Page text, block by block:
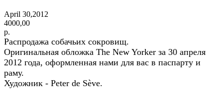
April 30,2012
4000,00
р.
Распродажа собачьих сокровищ.
Оригинальная обложка The New Yorker за 30 апреля
2012 года, оформленная нами для вас в паспарту и
раму.
Художник - Peter de Sève.